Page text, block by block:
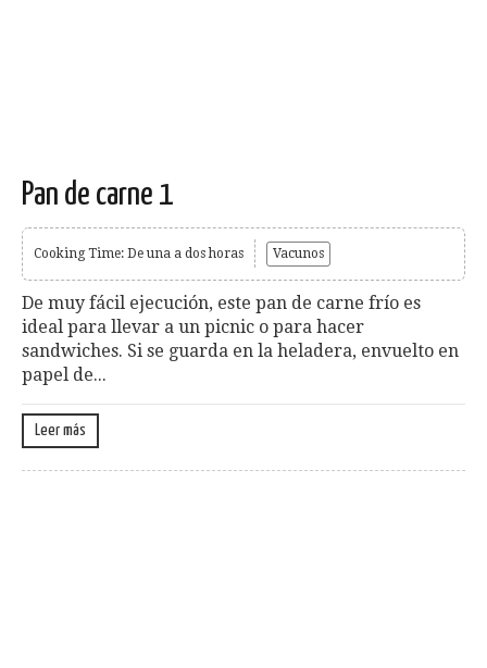
Pan de carne 1
Cooking Time: De una a dos horas Vacunos
De muy fácil ejecución, este pan de carne frío es
ideal para llevar a un picnic o para hacer
sandwiches. Si se guarda en la heladera, envuelto en
papel de...
Leer más